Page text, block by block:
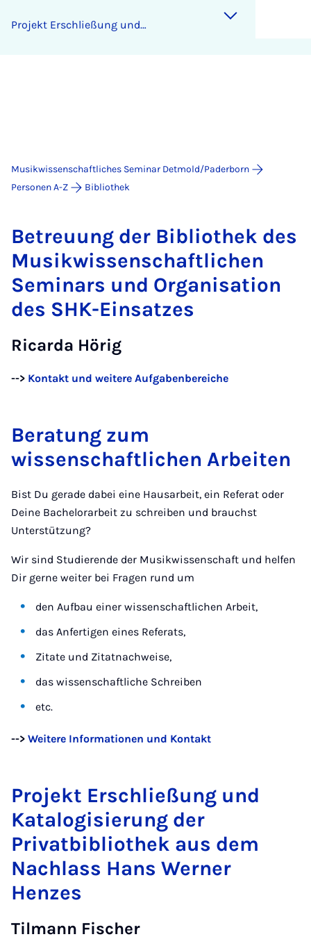
Projekt Erschließung und
Musikwissenschaftliches Seminar Detmold/Paderborn
Personen A-Z
Bibliothek
Betreuung der Bibliothek des
Musikwissenschaftlichen
Seminars und Organisation
des SHK-Einsatzes
Ricarda Hörig
--> Kontakt und weitere Aufgabenbereiche
Beratung zum
wissenschaftlichen Arbeiten
Bist Du gerade dabei eine Hausarbeit, ein Referat oder
Deine Bachelorarbeit zu schreiben und brauchst
Unterstützung?
Wir sind Studierende der Musikwissenschaft und helfen
Dir gerne weiter bei Fragen rund um
den Aufbau einer wissenschaftlichen Arbeit,
das Anfertigen eines Referats,
Zitate und Zitatnachweise,
das wissenschaftliche Schreiben
etc.
--> Weitere Informationen und Kontakt
Projekt Erschließung und
Katalogisierung der
Privatbibliothek aus dem
Nachlass Hans Werner
Henzes
Tilmann Fischer